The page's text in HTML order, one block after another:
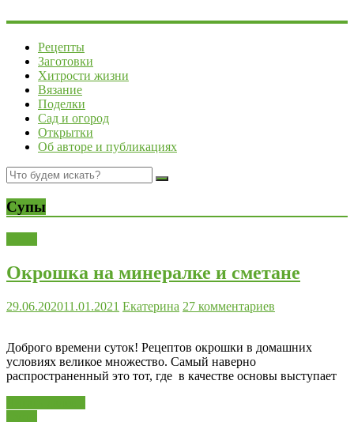
Рецепты
Заготовки
Хитрости жизни
Вязание
Поделки
Сад и огород
Открытки
Об авторе и публикациях
Супы
Окрошка на минералке и сметане
29.06.202011.01.2021 Екатерина 27 комментариев
Доброго времени суток! Рецептов окрошки в домашних
условиях великое множество. Самый наверно
распространенный это тот, где в качестве основы выступает